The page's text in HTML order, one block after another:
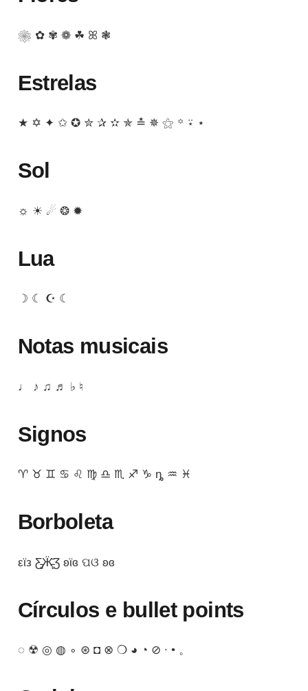
❀ ✿ ✾ ❁ ☘ ꕤ ❃
Estrelas
★ ✡ ✦ ✩ ✪ ✮ ✰ ✫ ✯ ≛ ✵ ⚝ ꙳ ⍣ ⋆
Sol
☼ ☀ ☄ ❂ ✹
Lua
☽ ☾ ☪ ☾
Notas musicais
♩ ♪ ♫ ♬ ♭ ♮
Signos
♈︎ ♉︎ ♊︎ ♋︎ ♌︎ ♍︎ ♎︎ ♏︎ ♐︎ ♑︎ ȵ ♒︎ ♓︎
Borboleta
εϊз Ƹ̵̡Ӝ̵̨̄Ʒ ʚϊɞ ପଓ ʚɞ
Círculos e bullet points
◌ ☢ ◎ ◍ ∘ ⊛ ◘ ⊗ ❍ ◕ ◔ ⊘ ∙ • 。